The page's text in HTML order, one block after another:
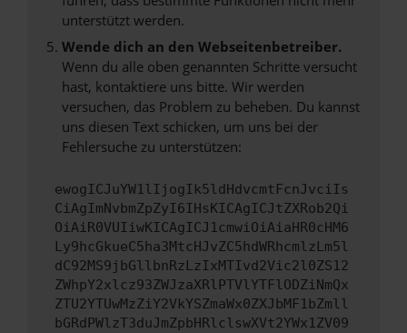
unterstützt werden.
Wende dich an den Webseitenbetreiber.
Wenn du alle oben genannten Schritte versucht
hast, kontaktiere uns bitte. Wir werden
versuchen, das Problem zu beheben. Du kannst
uns diesen Text schicken, um uns bei der
Fehlersuche zu unterstützen:
ewogICJuYW1lIjogIk5ldHdvcmtFcnJvciIs
CiAgImNvbmZpZyI6IHsKICAgICJtZXRob2Qi
OiAiR0VUIiwKICAgICJ1cmwiOiAiaHR0cHM6
Ly9hcGkueC5ha3MtcHJvZC5hdWRhcmlzLm5l
dC92MS9jbGllbnRzLzIxMTIvd2Vic2l0ZS12
ZWhpY2xlcz93ZWJzaXRlPTVlYTFlODZiNmQx
ZTU2YTUwMzZiY2VkYSZmaWx0ZXJbMF1bZmll
bGRdPWlzT3duJmZpbHRlclswXVt2YWx1ZV09